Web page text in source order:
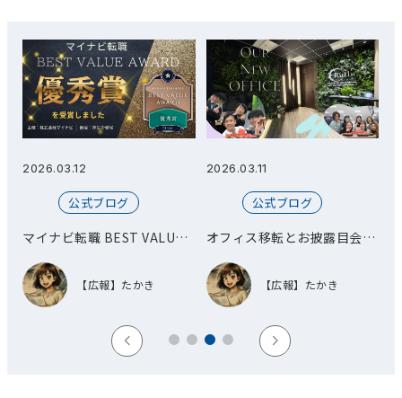
2026.03.12
公式ブログ
マイナビ転職 BEST VALUE
AWARD 優秀賞を受賞しまし
た！
【広報】たかき
2026.03.11
公式ブログ
オフィス移転とお披露目会を
開催しました！
【広報】たかき